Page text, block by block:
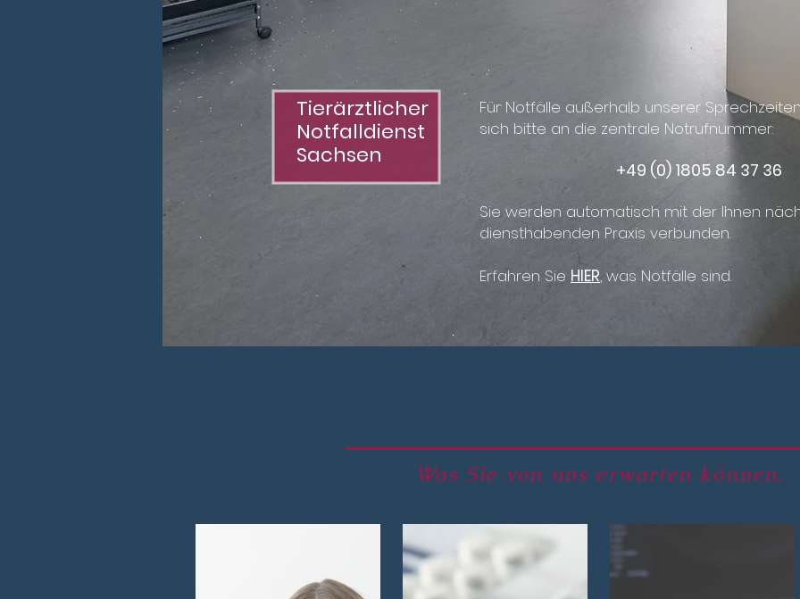
Tierärztlicher
Notfalldienst
Sachsen
Für Notfälle außerhalb unserer
sich bitte an die zentrale Notrufnummer:
+49 (0) 1805 84 37 36
Sie werden automatisch mit der Ihnen
diensthabenden Praxis verbunden.
Erfahren Sie HIER, was Notfälle sind.
Was Sie von uns erwarten können.